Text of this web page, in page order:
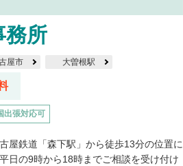
務所
屋市 大曽根駅
出張対応可
屋鉄道「森下駅」から徒歩13分の位置に
日の9時から18時までご相談を受け付け